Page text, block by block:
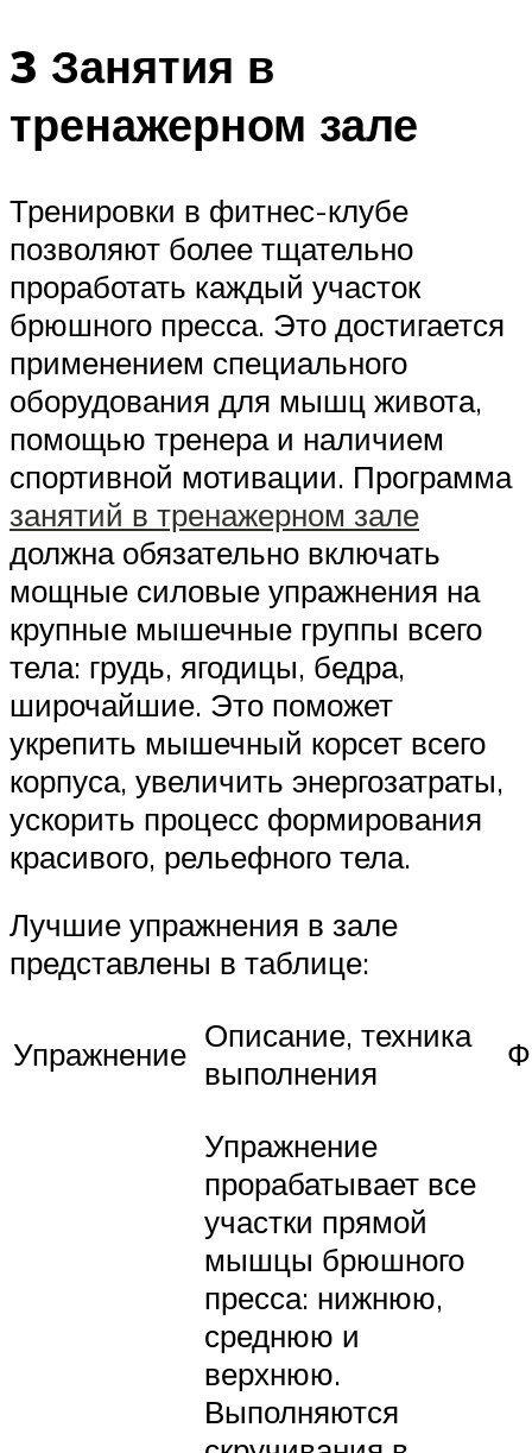
3 Занятия в
тренажерном зале
Тренировки в фитнес-клубе
позволяют более тщательно
проработать каждый участок
брюшного пресса. Это достигается
применением специального
оборудования для мышц живота,
помощью тренера и наличием
спортивной мотивации. Программа
занятий в тренажерном зале
должна обязательно включать
мощные силовые упражнения на
крупные мышечные группы всего
тела: грудь, ягодицы, бедра,
широчайшие. Это поможет
укрепить мышечный корсет всего
корпуса, увеличить энергозатраты,
ускорить процесс формирования
красивого, рельефного тела.
Лучшие упражнения в зале
представлены в таблице:
Упражнение Описание, техника
выполнения
Упражнение
прорабатывает все
участки прямой
мышцы брюшного
пресса: нижнюю,
среднюю и
верхнюю.
Выполняются